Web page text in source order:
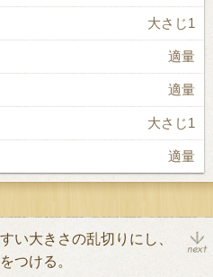
大さじ1
適量
適量
大さじ1
適量
い大きさの乱切りにし、
つける。